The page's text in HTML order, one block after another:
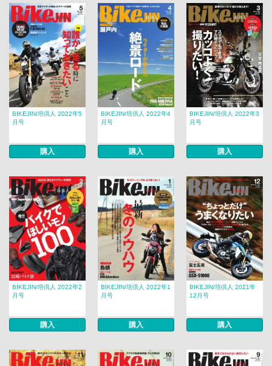
BIKEJIN/培倶人 2022年5
月号
購入
BIKEJIN/培倶人 2022年4
月号
購入
BIKEJIN/培倶人 2022年3
月号
購入
BIKEJIN/培倶人 2022年2
月号
購入
BIKEJIN/培倶人 2022年1
月号
購入
BIKEJIN/培倶人 2021年
12月号
購入